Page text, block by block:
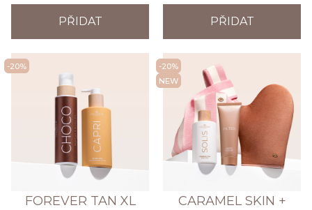
PŘIDAT PŘIDAT
-20%
FOREVER TAN XL
-20%
NEW
CARAMEL SKIN +